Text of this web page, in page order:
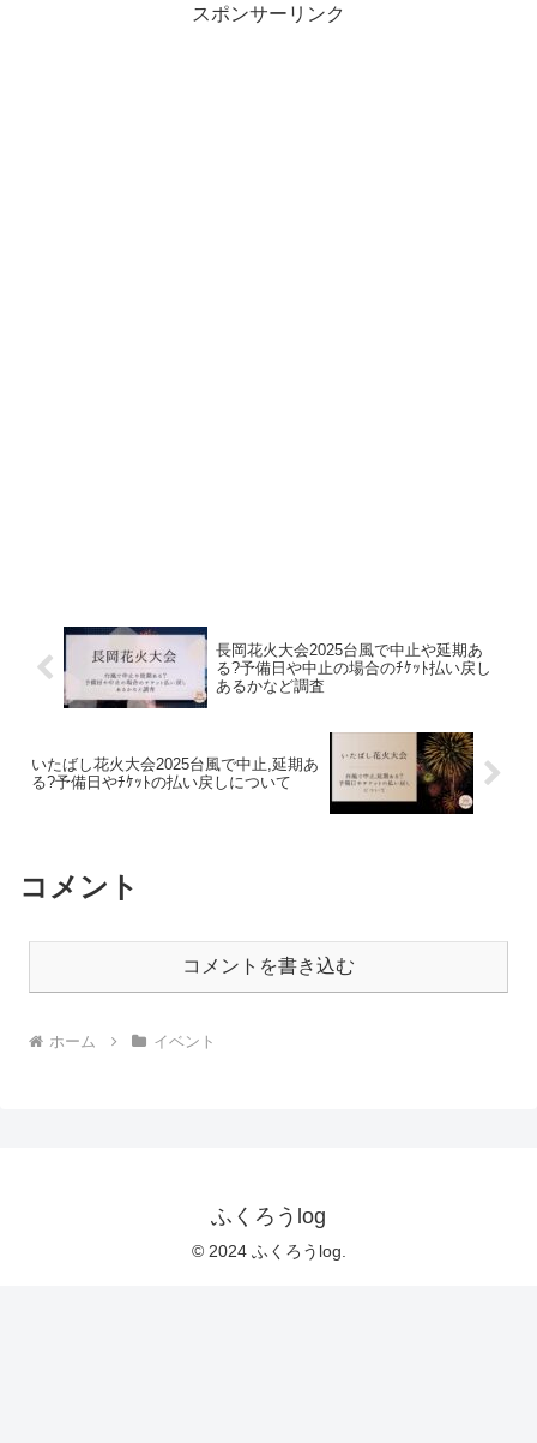
スポンサーリンク
長岡花火大会2025台風で中止や延期あ
る?予備日や中止の場合のﾁｹｯﾄ払い戻し
あるかなど調査
いたばし花火大会2025台風で中止,延期あ
る?予備日やﾁｹｯﾄの払い戻しについて
コメント
コメントを書き込む
ホーム イベント
ふくろうlog
© 2024 ふくろうlog.